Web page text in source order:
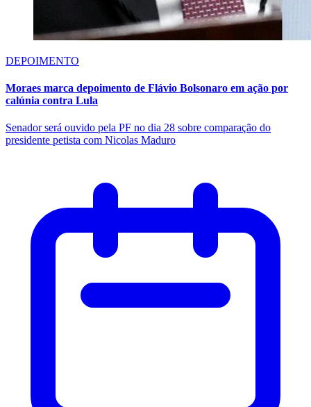
DEPOIMENTO
Moraes marca depoimento de Flávio Bolsonaro em ação por
calúnia contra Lula
Senador será ouvido pela PF no dia 28 sobre comparação do
presidente petista com Nicolas Maduro